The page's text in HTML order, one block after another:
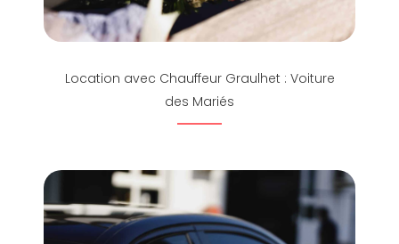
Location avec Chauffeur Graulhet : Voiture
des Mariés